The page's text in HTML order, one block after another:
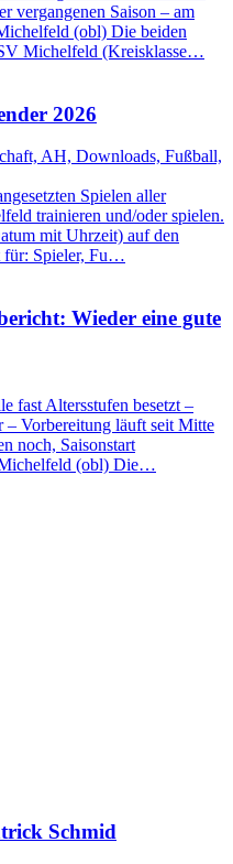
vergangenen Saison – am
(obl) Die beiden
Michelfeld (Kreisklasse…
2026
AH, Downloads, Fußball,
Spielen aller
trainieren und/oder spielen.
mit Uhrzeit) auf den
für: Spieler, Fu…
Wieder eine gute
fast Altersstufen besetzt –
– Vorbereitung läuft seit Mitte
noch, Saisonstart
(obl) Die…
Schmid